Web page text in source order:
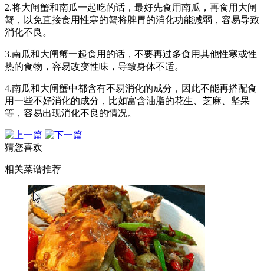
2.将大闸蟹和南瓜一起吃的话，最好先食用南瓜，再食用大闸
蟹，以免直接食用性寒的蟹将脾胃的消化功能减弱，容易导致
消化不良。
3.南瓜和大闸蟹一起食用的话，不要再过多食用其他性寒或性
热的食物，容易改变性味，导致身体不适。
4.南瓜和大闸蟹中都含有不易消化的成分，因此不能再搭配食
用一些不好消化的成分，比如富含油脂的花生、芝麻、坚果
等，容易出现消化不良的情况。
猜您喜欢
相关菜谱推荐